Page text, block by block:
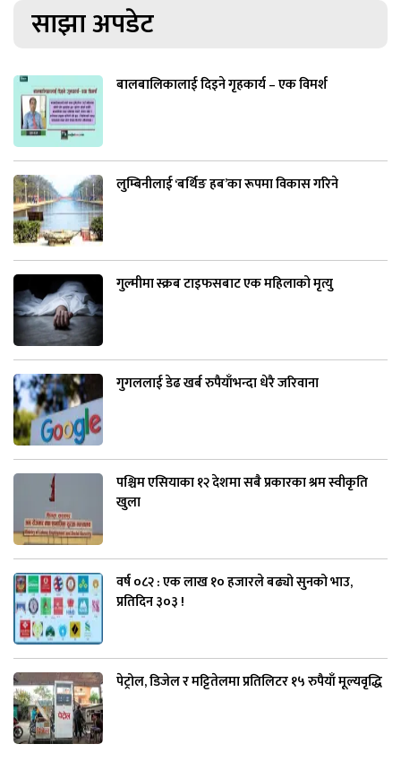
साझा अपडेट
बालबालिकालाई दिइने गृहकार्य – एक विमर्श
लुम्बिनीलाई ‘बर्थिङ हब’का रूपमा विकास गरिने
गुल्मीमा स्क्रब टाइफसबाट एक महिलाको मृत्यु
गुगललाई डेढ खर्ब रुपैयाँभन्दा धेरै जरिवाना
पश्चिम एसियाका १२ देशमा सबै प्रकारका श्रम स्वीकृति
खुला
वर्ष ०८२ : एक लाख १० हजारले बढ्यो सुनको भाउ,
प्रतिदिन ३०३ !
पेट्रोल, डिजेल र मट्टितेलमा प्रतिलिटर १५ रुपैयाँ मूल्यवृद्धि